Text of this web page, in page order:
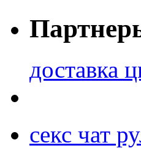
доставка
секс чат